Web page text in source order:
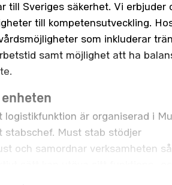
till Sveriges säkerhet. Vi erbjuder
till kompetensutveckling.
som inkluderar
samt möjlighet att ha
enheten
logistikfunktion är organiserad i
stabschef. Must stab stödjer
och samordnar verksamheten
inom Försvarsmakten som inom